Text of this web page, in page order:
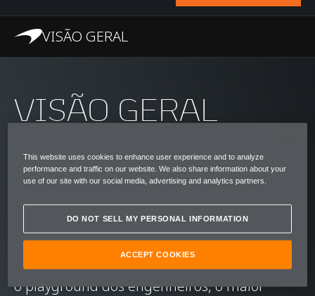
VISÃO GERAL
VISÃO GERAL
Canadian American Challenge Cup,
categoria de automobilismo de meados dos
anos 60 e início dos anos 70, continua sendo
uma das mais espetaculares de todos os
tempos. Sem restrições para motor ou peso
mínimo e com aerodinâmica radical, ela era
o playground dos engenheiros, o maior
This website uses cookies to enhance user experience and to analyze
performance and traffic on our website. We also share information about your
use of our site with our social media, advertising and analytics partners.
DO NOT SELL MY PERSONAL INFORMATION
ACCEPT COOKIES